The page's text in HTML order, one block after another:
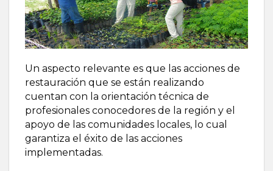
Un aspecto relevante es que las acciones de
restauración que se están realizando
cuentan con la orientación técnica de
profesionales conocedores de la región y el
apoyo de las comunidades locales, lo cual
garantiza el éxito de las acciones
implementadas.